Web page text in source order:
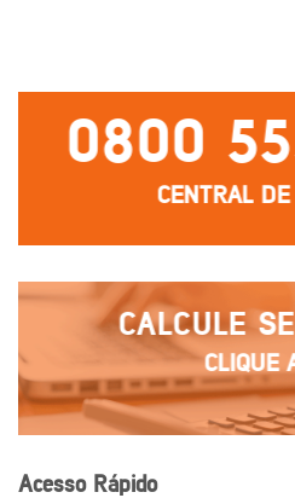
0800
CENTRAL
CALCULE
CLIQUE
Acesso Rápido